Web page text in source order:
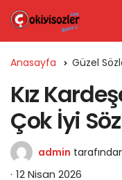
Anasayfa Güzel
Kız
Çok İyi
admin
12 Nisan 2026